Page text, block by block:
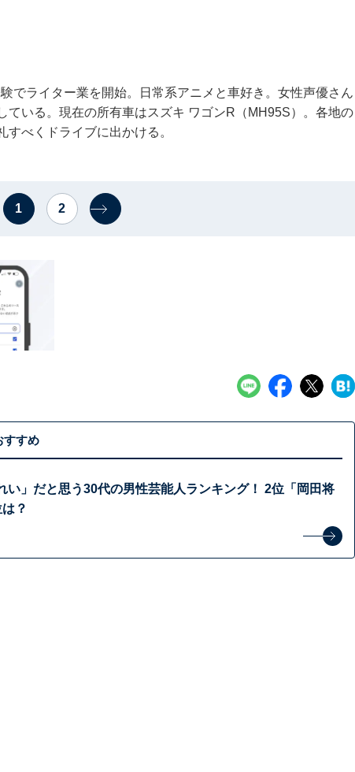
でライター業を開始。日常系アニメと車好き。女性声優さん
ている。現在の所有車はスズキ ワゴンR（MH95S）。各地の
べくドライブに出かける。
1 2
すすめ
い」だと思う30代の男性芸能人ランキング！ 2位「岡田将
？